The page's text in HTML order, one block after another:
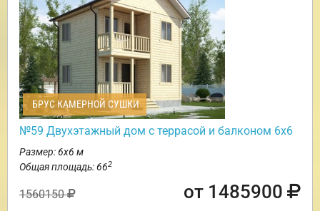
БРУС КАМЕРНОЙ СУШКИ
№59 Двухэтажный дом с террасой и балконом 6х6
Размер: 6х6 м
Общая площадь: 662
1560150 от 1485900